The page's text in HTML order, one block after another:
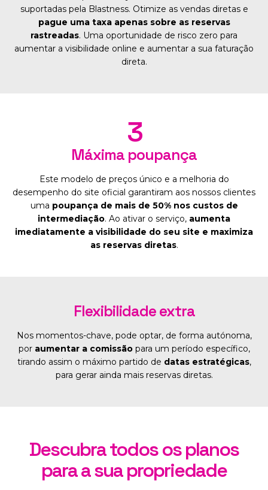
suportadas pela Blastness. Otimize as vendas diretas e
pague uma taxa apenas sobre as reservas
rastreadas. Uma oportunidade de risco zero para
aumentar a visibilidade online e aumentar a sua faturação
direta.
3
Máxima poupança
Este modelo de preços único e a melhoria do
desempenho do site oficial garantiram aos nossos clientes
uma poupança de mais de 50% nos custos de
intermediação. Ao ativar o serviço, aumenta
imediatamente a visibilidade do seu site e maximiza
as reservas diretas.
Flexibilidade extra
Nos momentos-chave, pode optar, de forma autónoma,
por aumentar a comissãopara um período específico,
tirando assim o máximo partido de datas estratégicas,
para gerar ainda mais reservas diretas.
Descubra todos os planos
para a sua propriedade